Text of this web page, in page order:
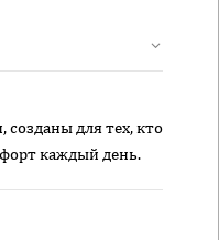
для тех, кто
каждый день.